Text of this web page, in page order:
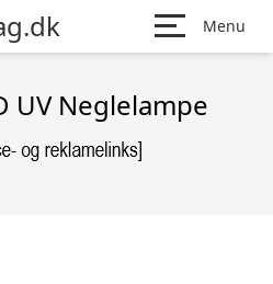
Menu
UV Neglelampe